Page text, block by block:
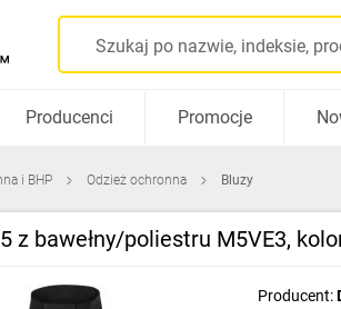
Producenci Promocje
i BHP Odzież ochronna Bluzy
z bawełny/poliestru M5VE3,
Producent: